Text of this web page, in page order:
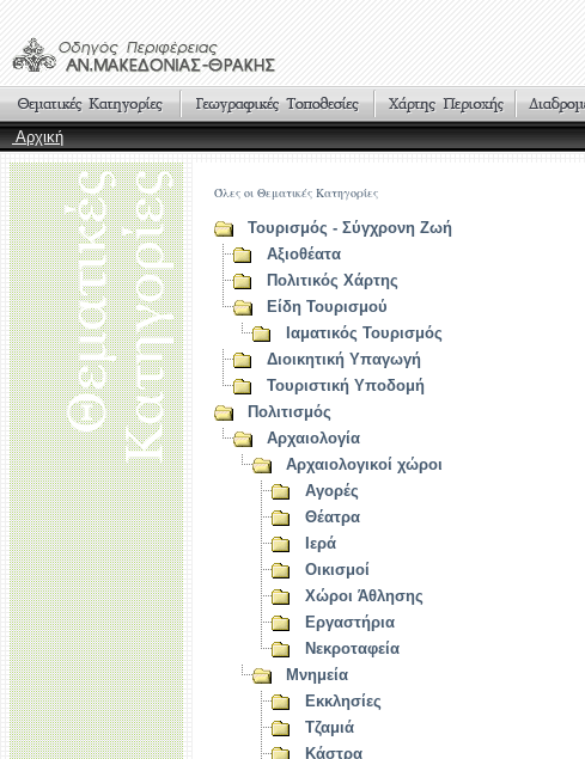
Αρχική
Όλες οι Θεματικές Κατηγορίες
Τουρισμός - Σύγχρονη Ζωή
Αξιοθέατα
Πολιτικός Χάρτης
Είδη Τουρισμού
Ιαματικός Τουρισμός
Διοικητική Υπαγωγή
Τουριστική Υποδομή
Πολιτισμός
Αρχαιολογία
Αρχαιολογικοί χώροι
Αγορές
Θέατρα
Ιερά
Οικισμοί
Χώροι Άθλησης
Εργαστήρια
Νεκροταφεία
Μνημεία
Εκκλησίες
Τζαμιά
Κάστρα